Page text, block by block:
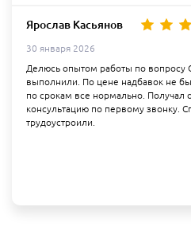
Ярослав Касьянов
30 января 2026
Делюсь опытом работы по вопросу
выполнили. По цене надбавок не
по срокам все нормально. Получал
консультацию по первому звонку.
трудоустроили.